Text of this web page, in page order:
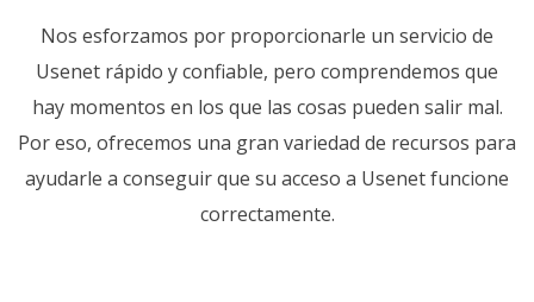
Nos esforzamos por proporcionarle un servicio de
Usenet rápido y confiable, pero comprendemos que
hay momentos en los que las cosas pueden salir mal.
Por eso, ofrecemos una gran variedad de recursos para
ayudarle a conseguir que su acceso a Usenet funcione
correctamente.